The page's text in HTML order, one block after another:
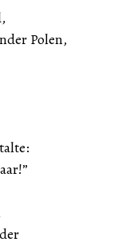
Polen,